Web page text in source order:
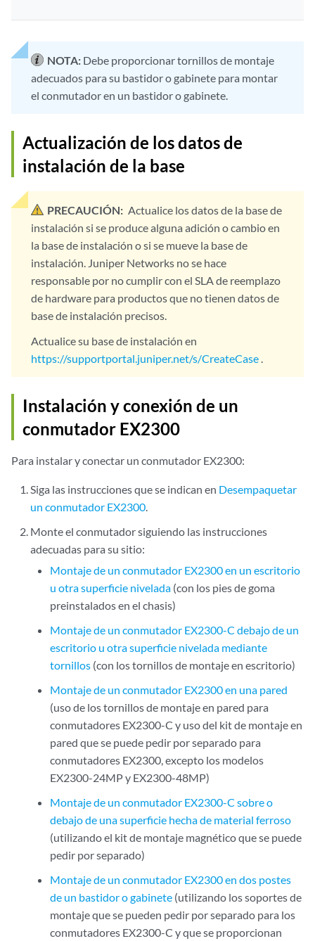
NOTA: Debe proporcionar tornillos de montaje
adecuados para su bastidor o gabinete para montar
el conmutador en un bastidor o gabinete.
Actualización de los datos de
instalación de la base
PRECAUCIÓN: Actualice los datos de la base de
instalación si se produce alguna adición o cambio en
la base de instalación o si se mueve la base de
instalación. Juniper Networks no se hace
responsable por no cumplir con el SLA de reemplazo
de hardware para productos que no tienen datos de
base de instalación precisos.
Actualice su base de instalación en
https://supportportal.juniper.net/s/CreateCase .
Instalación y conexión de un
conmutador EX2300
Para instalar y conectar un conmutador EX2300:
Siga las instrucciones que se indican en Desempaquetar
un conmutador EX2300.
Monte el conmutador siguiendo las instrucciones
adecuadas para su sitio:
Montaje de un conmutador EX2300 en un escritorio
u otra superficie nivelada(con los pies de goma
preinstalados en el chasis)
Montaje de un conmutador EX2300-C debajo de un
escritorio u otra superficie nivelada mediante
tornillos(con los tornillos de montaje en escritorio)
Montaje de un conmutador EX2300 en una pared
(uso de los tornillos de montaje en pared para
conmutadores EX2300-C y uso del kit de montaje en
pared que se puede pedir por separado para
conmutadores EX2300, excepto los modelos
EX2300-24MP y EX2300-48MP)
Montaje de un conmutador EX2300-C sobre o
debajo de una superficie hecha de material ferroso
(utilizando el kit de montaje magnético que se puede
pedir por separado)
Montaje de un conmutador EX2300 en dos postes
de un bastidor o gabinete(utilizando los soportes de
montaje que se pueden pedir por separado para los
conmutadores EX2300-C y que se proporcionan